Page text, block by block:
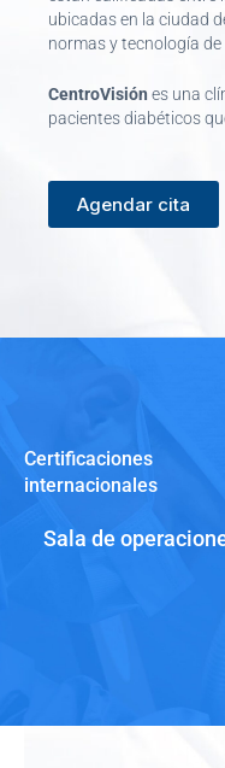
ubicadas en la ciudad
normas y tecnología de
CentroVisión es una
pacientes diabéticos
Agendar cita
Certificaciones
internacionales
Sala de